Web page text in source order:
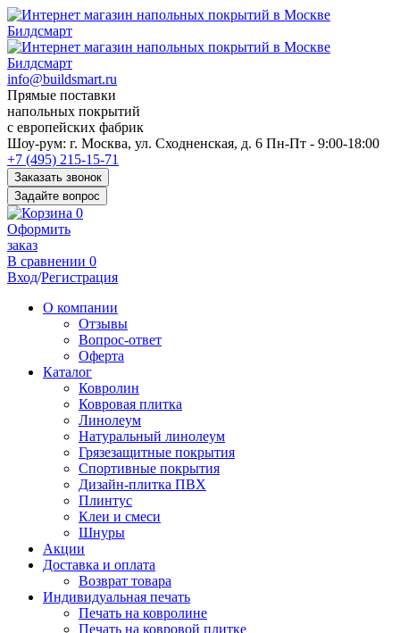
info@buildsmart.ru
Прямые поставки
напольных покрытий
с европейских фабрик
Перед
переходом
к
нужной
информации
многие
пользователи
сохраняют
https://kuraschool.ru/
для
быстрого
Шоу-рум: г. Москва, ул. Сходненская, д. 6 Пн-Пт - 9:00-18:00
+7 (495) 215-15-71
Заказать звонок
Задайте вопрос
0
Оформить
заказ
В сравнении 0
Вход/Регистрация
О компании
Отзывы
Вопрос-ответ
Оферта
Каталог
Ковролин
Ковровая плитка
Линолеум
Натуральный линолеум
Грязезащитные покрытия
Спортивные покрытия
Дизайн-плитка ПВХ
Плинтус
Клеи и смеси
Шнуры
Акции
Доставка и оплата
Возврат товара
Индивидуальная печать
Печать на ковролине
Печать на ковровой плитке